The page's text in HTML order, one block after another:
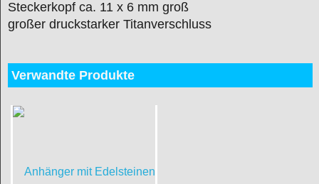
Steckerkopf ca. 11 x 6 mm groß
großer druckstarker Titanverschluss
Verwandte Produkte